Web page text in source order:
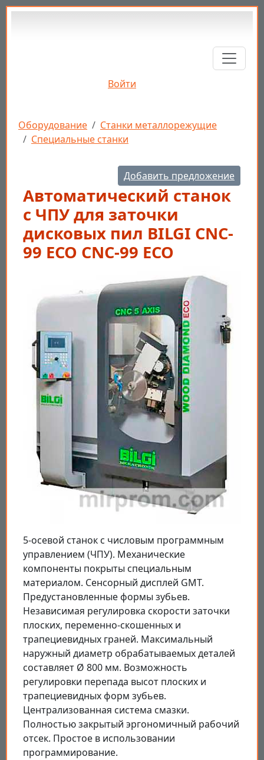
Перейти к основному содержанию
Войти
Строка навигации
Оборудование
Станки металлорежущие
Специальные станки
Добавить предложение
Автоматический станок
с ЧПУ для заточки
дисковых пил BILGI CNC-
99 ECO CNC-99 ECO
5-осевой станок с числовым программным
управлением (ЧПУ). Механические
компоненты покрыты специальным
материалом. Сенсорный дисплей GMT.
Предустановленные формы зубьев.
Независимая регулировка скорости заточки
плоских, переменно-скошенных и
трапециевидных граней. Максимальный
наружный диаметр обрабатываемых деталей
составляет Ø 800 мм. Возможность
регулировки перепада высот плоских и
трапециевидных форм зубьев.
Централизованная система смазки.
Полностью закрытый эргономичный рабочий
отсек. Простое в использовании
программирование.